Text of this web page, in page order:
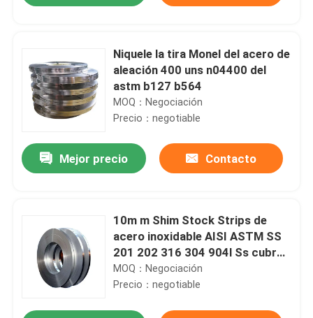
Hogar
Niquele la tira Monel del acero de
aleación 400 uns n04400 del
astm b127 b564
MOQ：Negociación
Precio：negotiable
Mejor precio Contacto
10m m Shim Stock Strips de
acero inoxidable AISI ASTM SS
201 202 316 304 904l Ss cubren
la bobina
MOQ：Negociación
Precio：negotiable